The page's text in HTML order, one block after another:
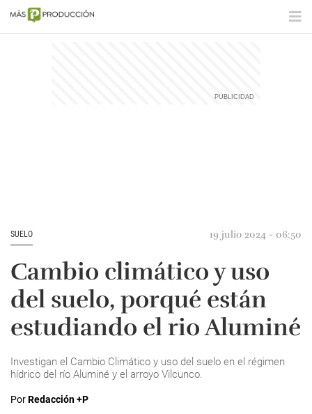
SUELO 19 julio 2024 - 06:50
Cambio climático y uso
del suelo, porqué están
estudiando el rio Aluminé
Investigan el Cambio Climático y uso del suelo en el régimen
hídrico del río Aluminé y el arroyo Vilcunco.
PorRedacción +P